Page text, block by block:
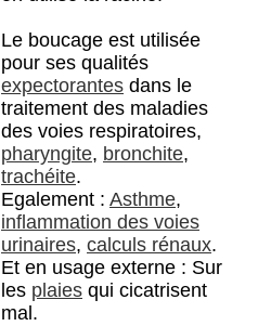
Le boucage est utilisée
pour ses qualités
expectorantes dans le
traitement des maladies
des voies respiratoires,
pharyngite, bronchite,
trachéite.
Egalement : Asthme,
inflammation des voies
urinaires, calculs rénaux.
Et en usage externe : Sur
les plaies qui cicatrisent
mal.